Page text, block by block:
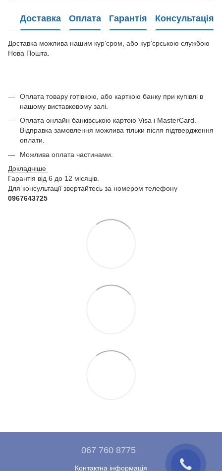
Доставка Оплата Гарантія Консультація
Доставка можлива нашим кур'єром, або кур'єрською службою
Нова Пошта.
Оплата товару готівкою, або карткою банку при купівлі в
нашому виставковому залі.
Оплата онлайн банківською картою Visa і MasterCard.
Відправка замовлення можлива тільки після підтвердження
оплати.
Можлива оплата частинами.
Докладніше
Гарантія від 6 до 12 місяців.
Для консультації звертайтесь за номером телефону
0967643725
067 760 8775
Контактна інформація